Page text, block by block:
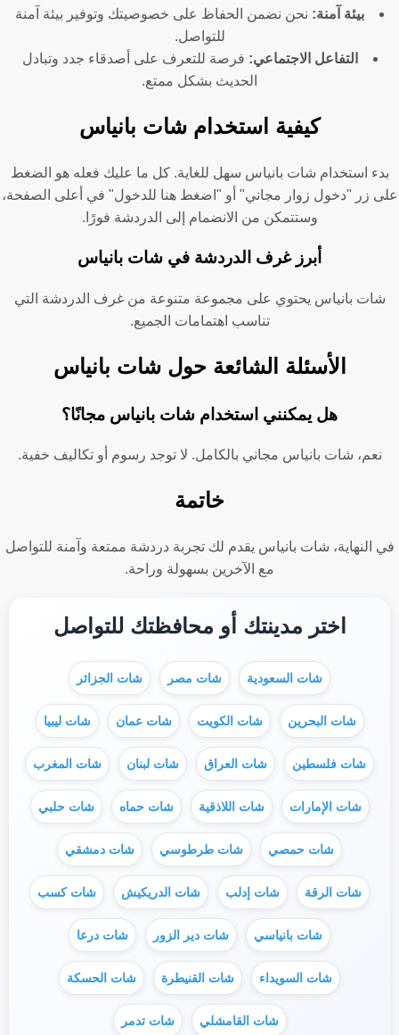
بيئة آمنة: نحن نضمن الحفاظ على خصوصيتك وتوفير بيئة آمنة
للتواصل.
التفاعل الاجتماعي: فرصة للتعرف على أصدقاء جدد وتبادل
الحديث بشكل ممتع.
كيفية استخدام شات بانياس
بدء استخدام شات بانياس سهل للغاية. كل ما عليك فعله هو الضغط
على زر "دخول زوار مجاني" أو "اضغط هنا للدخول" في أعلى الصفحة،
وستتمكن من الانضمام إلى الدردشة فورًا.
أبرز غرف الدردشة في شات بانياس
شات بانياس يحتوي على مجموعة متنوعة من غرف الدردشة التي
تناسب اهتمامات الجميع.
الأسئلة الشائعة حول شات بانياس
هل يمكنني استخدام شات بانياس مجانًا؟
نعم، شات بانياس مجاني بالكامل. لا توجد رسوم أو تكاليف خفية.
خاتمة
في النهاية، شات بانياس يقدم لك تجربة دردشة ممتعة وآمنة للتواصل
مع الآخرين بسهولة وراحة.
اختر مدينتك أو محافظتك للتواصل
شات السعودية شات مصر شات الجزائر
شات البحرين شات الكويت شات عمان شات ليبيا
شات فلسطين شات العراق شات لبنان شات المغرب
شات الإمارات شات اللاذقية شات حماه شات حلبي
شات حمصي شات طرطوسي شات دمشقي
شات الرقة شات إدلب شات الدريكيش شات كسب
شات بانياسي شات دير الزور شات درعا
شات السويداء شات القنيطرة شات الحسكة
شات القامشلي شات تدمر